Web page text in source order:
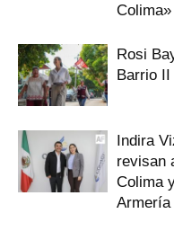
Colima»
Rosi
Barrio
Indira
revisan
Colima
Armería